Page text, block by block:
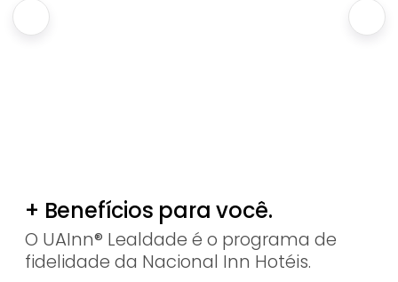
+ Benefícios para você.
O UAInn® Lealdade é o programa de
fidelidade da Nacional Inn Hotéis.